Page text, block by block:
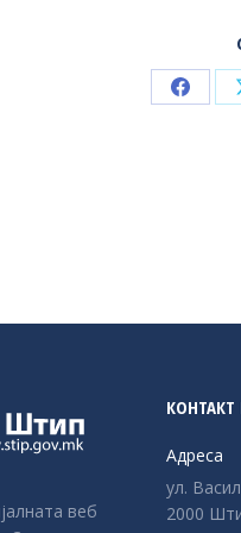
Share
веб
Адреса
ул.
2000